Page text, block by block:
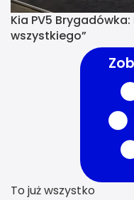
Kia PV5
wszystkiego”
To już wszystko